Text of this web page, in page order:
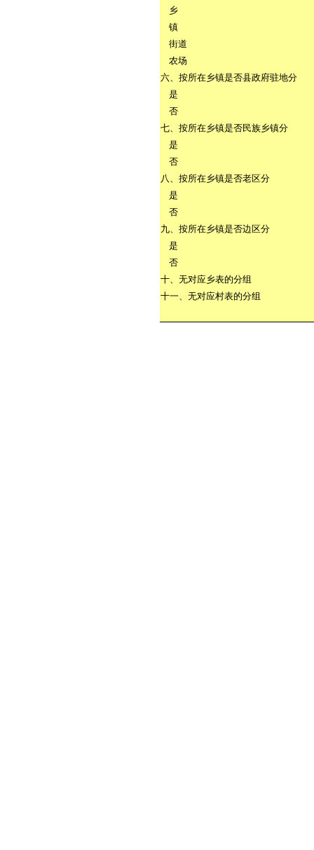
乡
镇
街道
农场
六、按所在乡镇是否县政府驻地分
是
否
七、按所在乡镇是否民族乡镇分
是
否
八、按所在乡镇是否老区分
是
否
九、按所在乡镇是否边区分
是
否
十、无对应乡表的分组
十一、无对应村表的分组